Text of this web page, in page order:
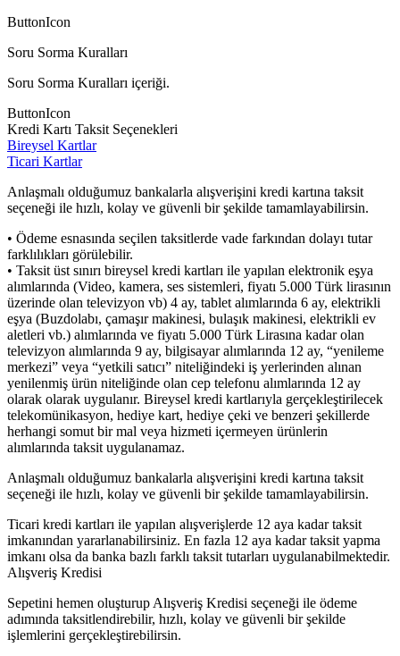
ButtonIcon
Soru Sorma Kuralları
Soru Sorma Kuralları içeriği.
ButtonIcon
Kredi Kartı Taksit Seçenekleri
Bireysel Kartlar
Ticari Kartlar
Anlaşmalı olduğumuz bankalarla alışverişini kredi kartına taksit
seçeneği ile hızlı, kolay ve güvenli bir şekilde tamamlayabilirsin.
• Ödeme esnasında seçilen taksitlerde vade farkından dolayı tutar
farklılıkları görülebilir.
• Taksit üst sınırı bireysel kredi kartları ile yapılan elektronik eşya
alımlarında (Video, kamera, ses sistemleri, fiyatı 5.000 Türk lirasının
üzerinde olan televizyon vb) 4 ay, tablet alımlarında 6 ay, elektrikli
eşya (Buzdolabı, çamaşır makinesi, bulaşık makinesi, elektrikli ev
aletleri vb.) alımlarında ve fiyatı 5.000 Türk Lirasına kadar olan
televizyon alımlarında 9 ay, bilgisayar alımlarında 12 ay, “yenileme
merkezi” veya “yetkili satıcı” niteliğindeki iş yerlerinden alınan
yenilenmiş ürün niteliğinde olan cep telefonu alımlarında 12 ay
olarak olarak uygulanır. Bireysel kredi kartlarıyla gerçekleştirilecek
telekomünikasyon, hediye kart, hediye çeki ve benzeri şekillerde
herhangi somut bir mal veya hizmeti içermeyen ürünlerin
alımlarında taksit uygulanamaz.
Anlaşmalı olduğumuz bankalarla alışverişini kredi kartına taksit
seçeneği ile hızlı, kolay ve güvenli bir şekilde tamamlayabilirsin.
Ticari kredi kartları ile yapılan alışverişlerde 12 aya kadar taksit
imkanından yararlanabilirsiniz. En fazla 12 aya kadar taksit yapma
imkanı olsa da banka bazlı farklı taksit tutarları uygulanabilmektedir.
Alışveriş Kredisi
Sepetini hemen oluşturup Alışveriş Kredisi seçeneği ile ödeme
adımında taksitlendirebilir, hızlı, kolay ve güvenli bir şekilde
işlemlerini gerçekleştirebilirsin.